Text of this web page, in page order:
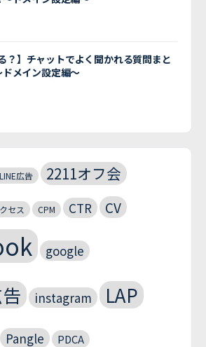
？】チャットでよく聞かれる質問まと
メイン設定編〜
広告 2211オフ会
セス CPM CTR CV
google
instagram LAP
Pangle PDCA